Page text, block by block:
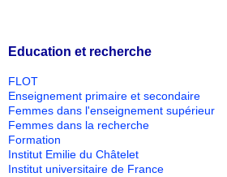
Education et recherche
FLOT
Enseignement primaire et secondaire
Femmes dans l'enseignement supérieur
Femmes dans la recherche
Formation
Institut Emilie du Châtelet
Institut universitaire de France